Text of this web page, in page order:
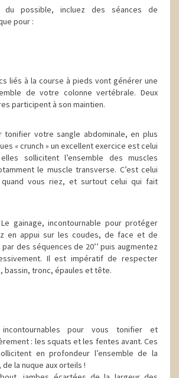
du possible, incluez des séances de
pour :
liés à la course à pieds vont générer une
de votre colonne vertébrale. Deux
participent à son maintien.
tonifier votre sangle abdominale, en plus
« crunch » un excellent exercice est celui
sollicitent l’ensemble des muscles
le muscle transverse. C’est celui
vous riez, et surtout celui qui fait
gainage, incontournable pour protéger
en appui sur les coudes, de face et de
des séquences de 20’’ puis augmentez
Il est impératif de respecter
bassin, tronc, épaules et tête.
incontournables pour vous tonifier et
: les squats et les fentes avant. Ces
en profondeur l’ensemble de la
la nuque aux orteils !